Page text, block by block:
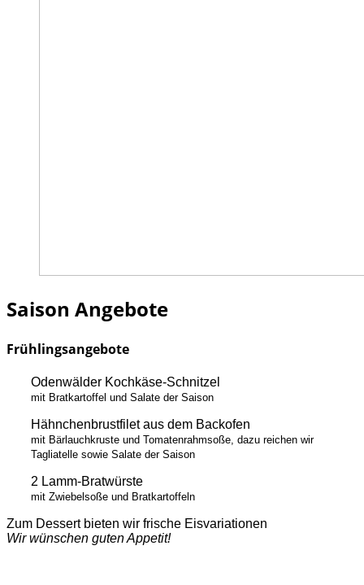
Saison Angebote
Frühlingsangebote
Odenwälder Kochkäse-Schnitzel
mit Bratkartoffel und Salate der Saison
Hähnchenbrustfilet aus dem Backofen
mit Bärlauchkruste und Tomatenrahmsoße, dazu reichen wir
Tagliatelle sowie Salate der Saison
2 Lamm-Bratwürste
mit Zwiebelsoße und Bratkartoffeln
Zum Dessert bieten wir frische Eisvariationen
Wir wünschen guten Appetit!